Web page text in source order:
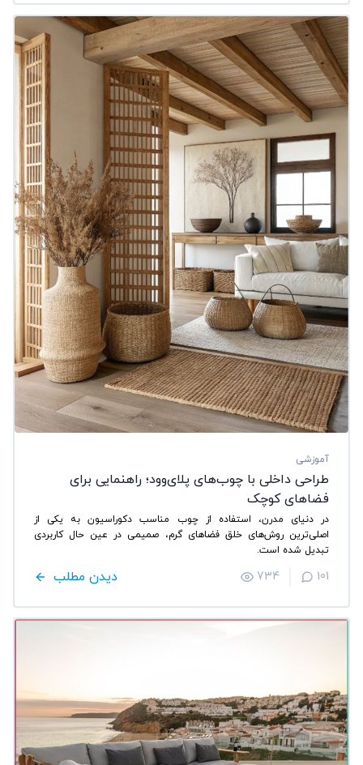
آموزشی
طراحی داخلی با چوب‌های پلای‌وود؛ راهنمایی برای
فضاهای کوچک
در دنیای مدرن، استفاده از چوب مناسب دکوراسیون به یکی از
اصلی‌ترین روش‌های خلق فضاهای گرم، صمیمی در عین حال کاربردی
تبدیل شده است.
دیدن مطلب 734 101